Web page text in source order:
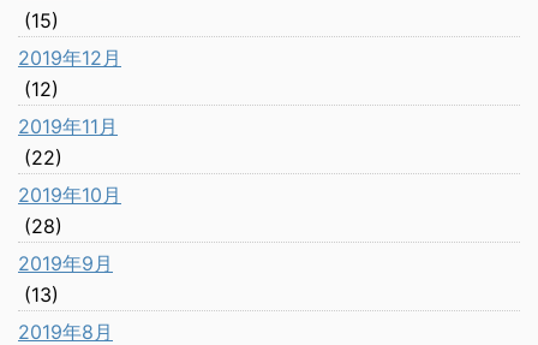
(15)
2019年12月
(12)
2019年11月
(22)
2019年10月
(28)
2019年9月
(13)
2019年8月